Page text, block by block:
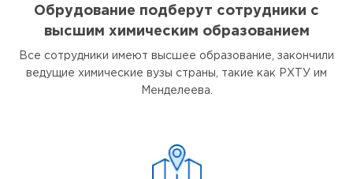
Обрудование подберут сотрудники с
высшим химическим образованием
Все сотрудники имеют высшее образование, закончили
ведущие химические вузы страны, такие как РХТУ им
Менделеева.